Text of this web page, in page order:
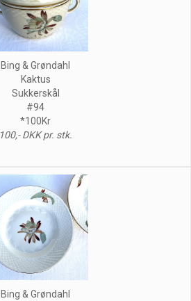
Bing & Grøndahl
Kaktus
Sukkerskål
#94
*100Kr
100,- DKK pr. stk.
Bing & Grøndahl